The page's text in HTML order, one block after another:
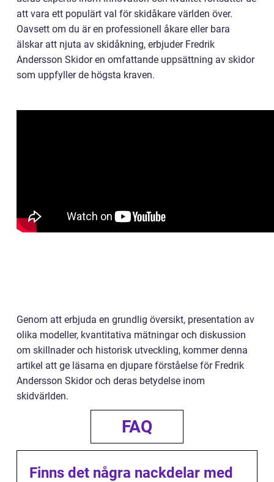
att vara ett populärt val för skidåkare världen över.
Oavsett om du är en professionell åkare eller bara
älskar att njuta av skidåkning, erbjuder Fredrik
Andersson Skidor en omfattande uppsättning av skidor
som uppfyller de högsta kraven.
Genom att erbjuda en grundlig översikt, presentation av
olika modeller, kvantitativa mätningar och diskussion
om skillnader och historisk utveckling, kommer denna
artikel att ge läsarna en djupare förståelse för Fredrik
Andersson Skidor och deras betydelse inom
skidvärlden.
FAQ
Finns det några nackdelar med